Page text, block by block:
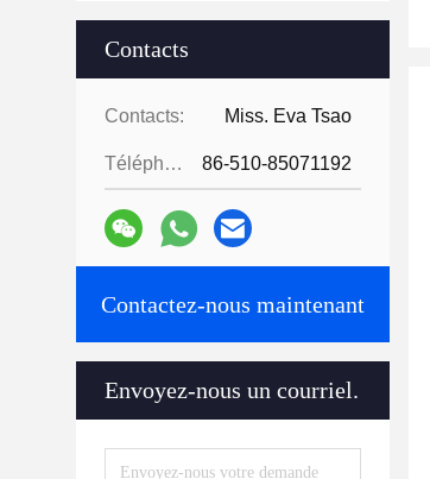
Contacts
Contacts: Miss. Eva Tsao
Téléphone: 86-510-85071192
Contactez-nous maintenant
Envoyez-nous un courriel.